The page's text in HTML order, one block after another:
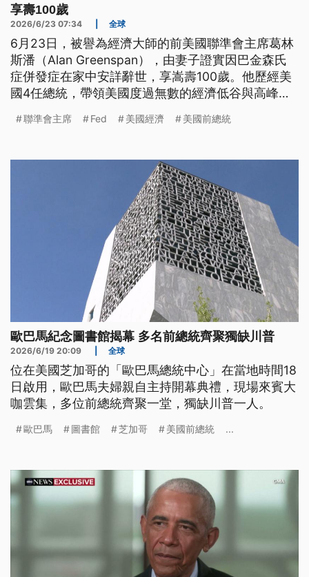
享壽100歲
2026/6/23 07:34 全球
6月23日，被譽為經濟大師的前美國聯準會主席葛林
斯潘（Alan Greenspan），由妻子證實因巴金森氏
症併發症在家中安詳辭世，享嵩壽100歲。他歷經美
國4任總統，帶領美國度過無數的經濟低谷與高峰，
響。
聯準會主席 Fed 美國經濟 美國前總統
歐巴馬紀念圖書館揭幕 多名前總統齊聚獨缺川普
2026/6/19 20:09 全球
位在美國芝加哥的「歐巴馬總統中心」在當地時間18
日啟用，歐巴馬夫婦親自主持開幕典禮，現場來賓大
咖雲集，多位前總統齊聚一堂，獨缺川普一人。
歐巴馬 圖書館 芝加哥 美國前總統 ...